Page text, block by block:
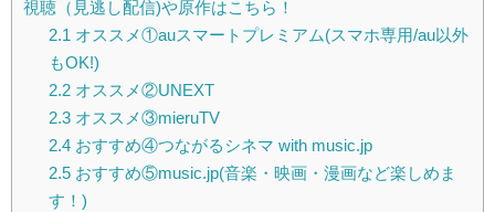
視聴（見逃し配信)や原作はこちら！
2.1オススメ①auスマートプレミアム(スマホ専用/au以外
もOK!)
2.2オススメ②UNEXT
2.3オススメ③mieruTV
2.4おすすめ④つながるシネマ with music.jp
2.5おすすめ⑤music.jp(音楽・映画・漫画など楽しめま
す！)